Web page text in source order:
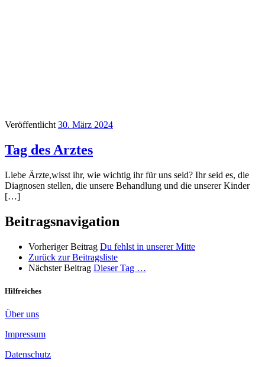
Veröffentlicht 30. März 2024
Tag des Arztes
Liebe Ärzte,wisst ihr, wie wichtig ihr für uns seid? Ihr seid es, die
Diagnosen stellen, die unsere Behandlung und die unserer Kinder
[…]
Beitragsnavigation
Vorheriger Beitrag Du fehlst in unserer Mitte
Zurück zur Beitragsliste
Nächster Beitrag Dieser Tag …
Hilfreiches
Über uns
Impressum
Datenschutz